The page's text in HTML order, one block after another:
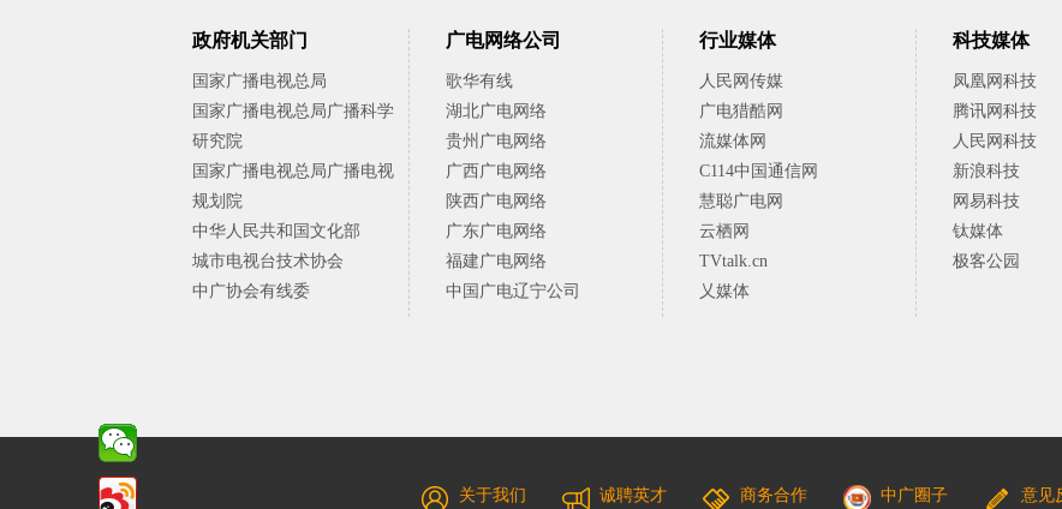
政府机关部门
国家广播电视总局
国家广播电视总局广播科学
研究院
国家广播电视总局广播电视
规划院
中华人民共和国文化部
城市电视台技术协会
中广协会有线委
广电网络公司
歌华有线
湖北广电网络
贵州广电网络
广西广电网络
陕西广电网络
广东广电网络
福建广电网络
中国广电辽宁公司
行业媒体
人民网传媒
广电猎酷网
流媒体网
C114中国通信网
慧聪广电网
云栖网
TVtalk.cn
乂媒体
科技媒体
凤凰网科技
腾讯网科技
人民网科技
新浪科技
网易科技
钛媒体
极客公园
关于我们 诚聘英才 商务合作 中广圈子 意见